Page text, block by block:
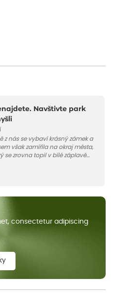
Navštivte park
z nás se vybaví krásný zámek a
však zamířila na okraj města,
se zrovna topil v bílé záplavě
víc než slova, přidávám k
jedinečný kus krajiny vznikl.
consectetur adipiscing